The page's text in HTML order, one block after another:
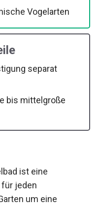
Vogelarten
separat
bis mittelgroße
ist eine
jeden
um eine